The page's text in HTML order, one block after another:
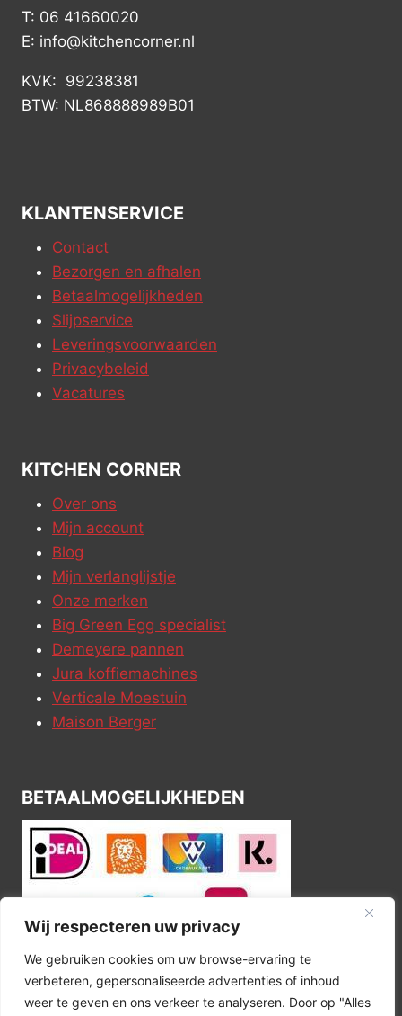
Wij respecteren uw privacy
We gebruiken cookies om uw browse-ervaring te
verbeteren, gepersonaliseerde advertenties of inhoud
weer te geven en ons verkeer te analyseren. Door op "Alles
T: 06 41660020
E: info@kitchencorner.nl
KVK: 99238381
BTW: NL868888989B01
KLANTENSERVICE
Contact
Bezorgen en afhalen
Betaalmogelijkheden
Slijpservice
Leveringsvoorwaarden
Privacybeleid
Vacatures
KITCHEN CORNER
Over ons
Mijn account
Blog
Mijn verlanglijstje
Onze merken
Big Green Egg specialist
Demeyere pannen
Jura koffiemachines
Verticale Moestuin
Maison Berger
BETAALMOGELIJKHEDEN